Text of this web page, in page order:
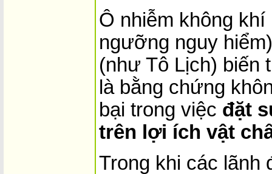
Ô nhiễm không
ngưỡng nguy
(như Tô Lịch) biến
là bằng chứng
bại trong việc đặt
trên lợi ích vật
Trong khi các lãnh